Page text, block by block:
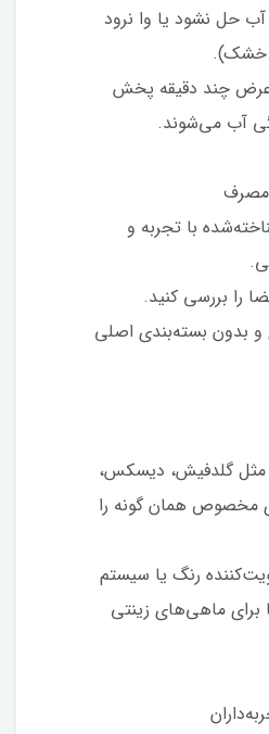
آب حل نشود یا وا نرود
خشک).
چند دقیقه پخش
آب می‌شوند.
با تجربه و
را بررسی کنید.
و بدون بسته‌بندی اصلی
گلدفیش، دیسکس،
مخصوص همان گونه را
رنگ یا سیستم
ماهی‌های زینتی